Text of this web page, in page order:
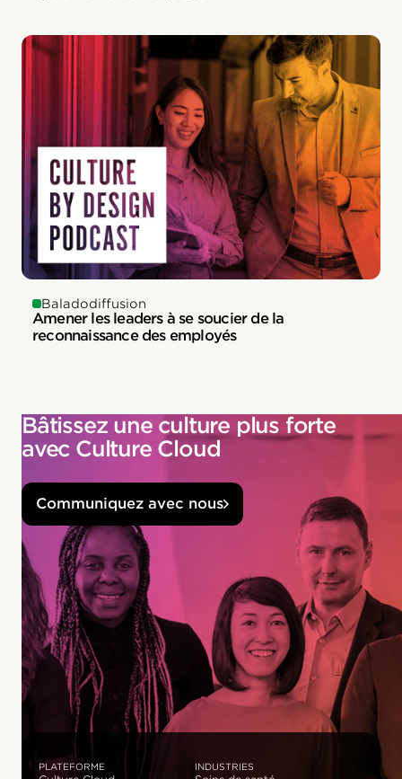
Baladodiffusion
Amener les leaders à se soucier de la
reconnaissance des employés
Bâtissez une culture plus forte
avec Culture Cloud
Communiquez avec nous
PLATEFORME INDUSTRIES